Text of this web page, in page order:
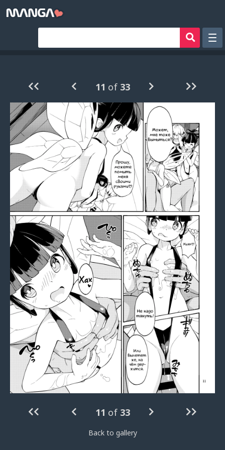
Аниме хентай
Сборники манги
Sign in
Register
11 of 33
11 of 33
Back to gallery